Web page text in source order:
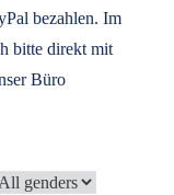
bezahlen. Im
bitte direkt mit
Büro